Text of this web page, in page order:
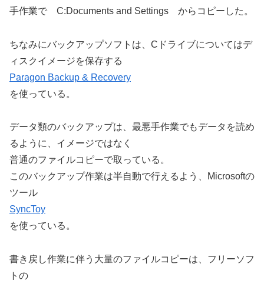
手作業で C:Documents and Settings からコピーした。
ちなみにバックアップソフトは、Cドライブについてはデ
ィスクイメージを保存する
Paragon Backup & Recovery
を使っている。
データ類のバックアップは、最悪手作業でもデータを読め
るように、イメージではなく
普通のファイルコピーで取っている。
このバックアップ作業は半自動で行えるよう、Microsoftの
ツール
SyncToy
を使っている。
書き戻し作業に伴う大量のファイルコピーは、フリーソフ
トの